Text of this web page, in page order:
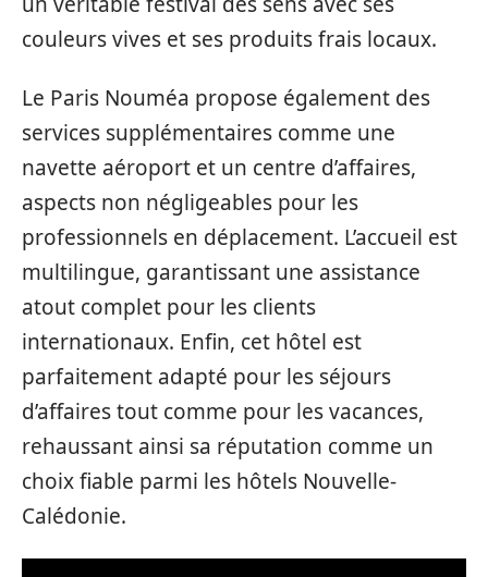
couleurs vives et ses produits frais locaux.
Le Paris Nouméa propose également des
services supplémentaires comme une
navette aéroport et un centre d’affaires,
aspects non négligeables pour les
professionnels en déplacement. L’accueil est
multilingue, garantissant une assistance
atout complet pour les clients
internationaux. Enfin, cet hôtel est
parfaitement adapté pour les séjours
d’affaires tout comme pour les vacances,
rehaussant ainsi sa réputation comme un
choix fiable parmi les hôtels Nouvelle-
Calédonie.